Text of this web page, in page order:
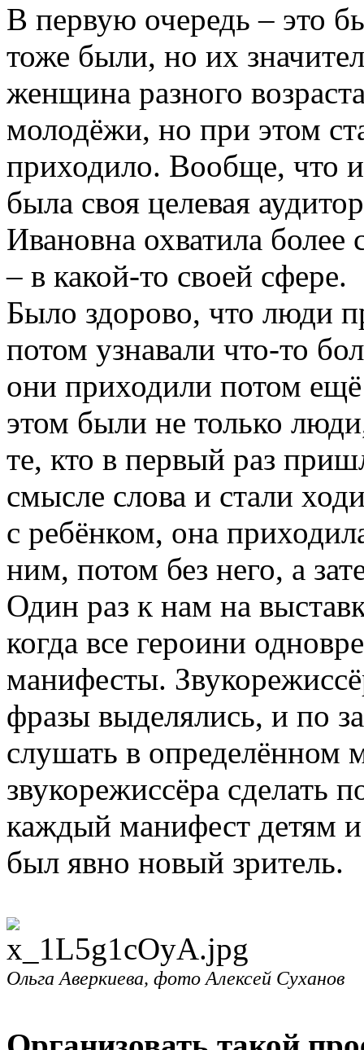
В первую очередь – это
тоже были, но их
женщина разного
молодёжи, но при этом
приходило. Вообще, что
была своя целевая
Ивановна охватила более
– в какой-то своей сфере.
Было здорово, что люди
потом узнавали что-то
они приходили потом
этом были не только
те, кто в первый раз
смысле слова и стали
с ребёнком, она
ним, потом без него, а
Один раз к нам на
когда все героини
манифесты.
фразы выделялись, и по
слушать в определённом
звукорежиссёра сделать
каждый манифест детям
был явно новый зритель.
Ольга Аверкиева, фото Алексей Суханов